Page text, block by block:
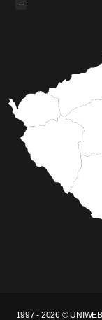
−
1997 - 2026 ©